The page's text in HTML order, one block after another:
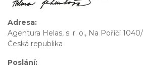
Adresa:
Agentura Helas, s. r. o., Na Poříčí
Česká republika
Poslání: